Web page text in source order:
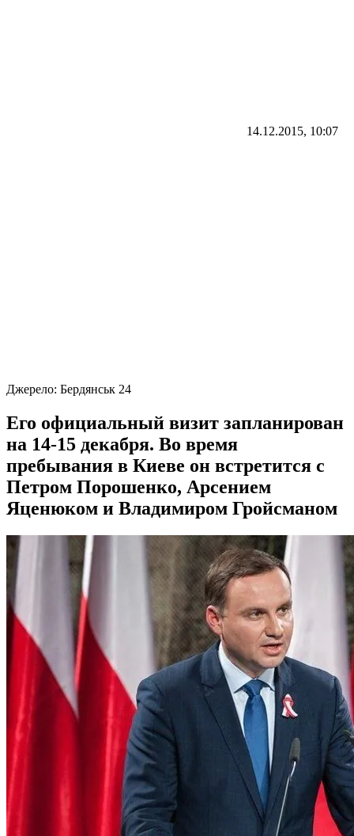
14.12.2015, 10:07
Джерело: Бердянськ 24
Его официальный визит запланирован
на 14-15 декабря. Во время
пребывания в Киеве он встретится с
Петром Порошенко, Арсением
Яценюком и Владимиром Гройсманом